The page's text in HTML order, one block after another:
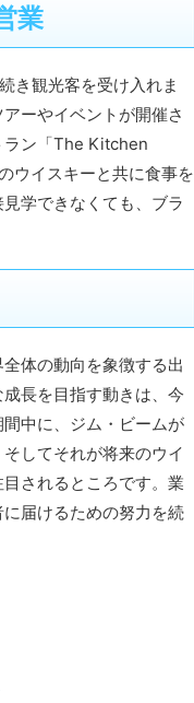
業
き観光客を受け入れま
ーやイベントが開催さ
ラン「The Kitchen
ウイスキーと共に食事を
学できなくても、ブラ
体の動向を象徴する出
長を目指す動きは、今
中に、ジム・ビームが
してそれが将来のウイ
されるところです。業
届けるための努力を続